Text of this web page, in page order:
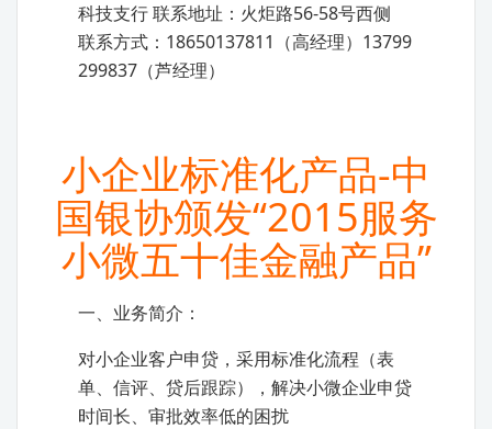
科技支行 联系地址：火炬路56-58号西侧
联系方式：18650137811（高经理）13799
299837（芦经理）
小企业标准化产品-中
国银协颁发“2015服务
小微五十佳金融产品”
一、业务简介：
对小企业客户申贷，采用标准化流程（表
单、信评、贷后跟踪），解决小微企业申贷
时间长、审批效率低的困扰